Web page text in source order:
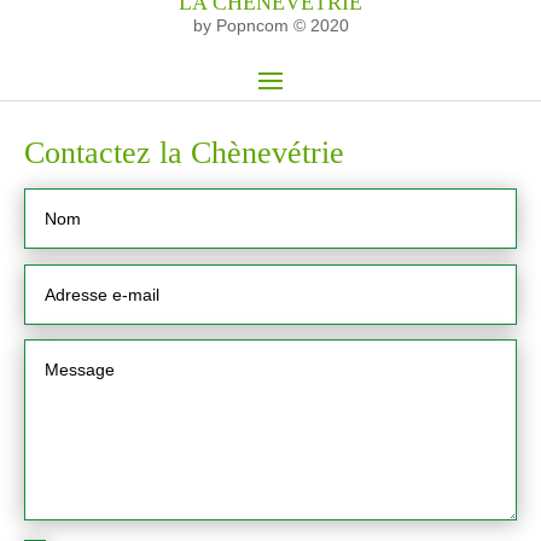
by Popncom © 2020
Contactez la Chènevétrie